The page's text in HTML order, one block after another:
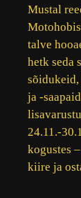
Mustal
talve
hetk seda
ja -
24.11.-
kogustes
kiire ja